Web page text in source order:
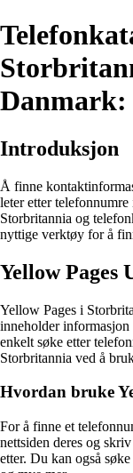
Danmark:
Introduksjon
Å finne
leter etter
Storbritannia og
nyttige verktøy for å
Yellow Pages
Yellow Pages i
inneholder
enkelt søke etter
Storbritannia ved å
Hvordan bruke
For å finne et
nettsiden deres og
etter. Du kan også